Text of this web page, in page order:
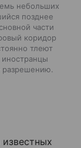
небольших
позднее
части
коридор
тлеют
разрешению.